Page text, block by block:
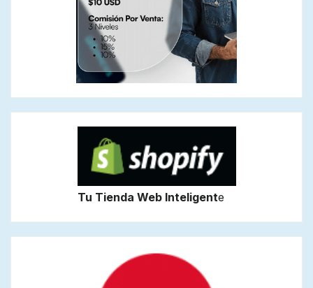
Tu Tienda Web Inteligente